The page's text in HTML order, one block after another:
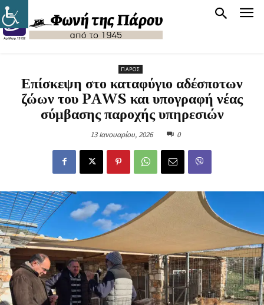
ΠΆΡΟΣ
Επίσκεψη στο καταφύγιο αδέσποτων
ζώων του PAWS και υπογραφή νέας
σύμβασης παροχής υπηρεσιών
13 Ιανουαρίου, 2026 0